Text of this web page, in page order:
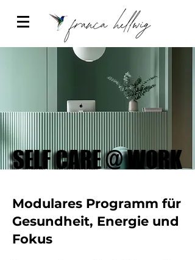
SELF CARE @ WORK
SELF CARE @ WORK
Modulares Programm für
Gesundheit, Energie und
Fokus